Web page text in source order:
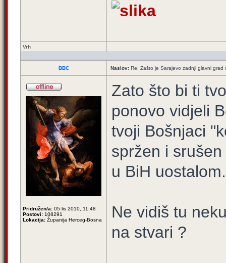
Vrh
BBC Naslov: Re: Zašto je Sarajevo zadnji glavni
Pridružen/a: 05 lis 2010, 11:48
Postovi: 108291
Lokacija: Županija Herceg-Bosna
Zato što bi ti
ponovo vidjeli
tvoji Bošnjaci
spržen i
u BiH uostalom.
Ne vidiš tu
na stvari ?